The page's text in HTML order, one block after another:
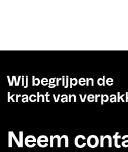
Wij begrijpen de
kracht van
Neem